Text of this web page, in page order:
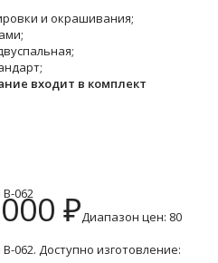
и окрашивания;
входит в комплект
062 ₽Диапазон цен: 80
062. Доступно изготовление: